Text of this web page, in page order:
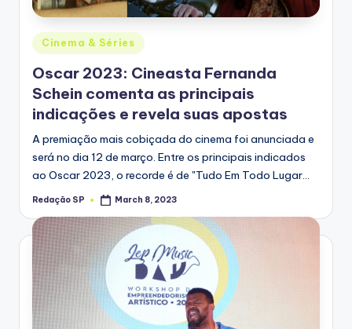
Posted
in
Cinema & Séries
Oscar 2023: Cineasta Fernanda
Schein comenta as principais
indicações e revela suas apostas
A premiação mais cobiçada do cinema foi anunciada e
será no dia 12 de março. Entre os principais indicados
ao Oscar 2023, o recorde é de "Tudo Em Todo Lugar…
Posted
Redação SP March 8, 2023